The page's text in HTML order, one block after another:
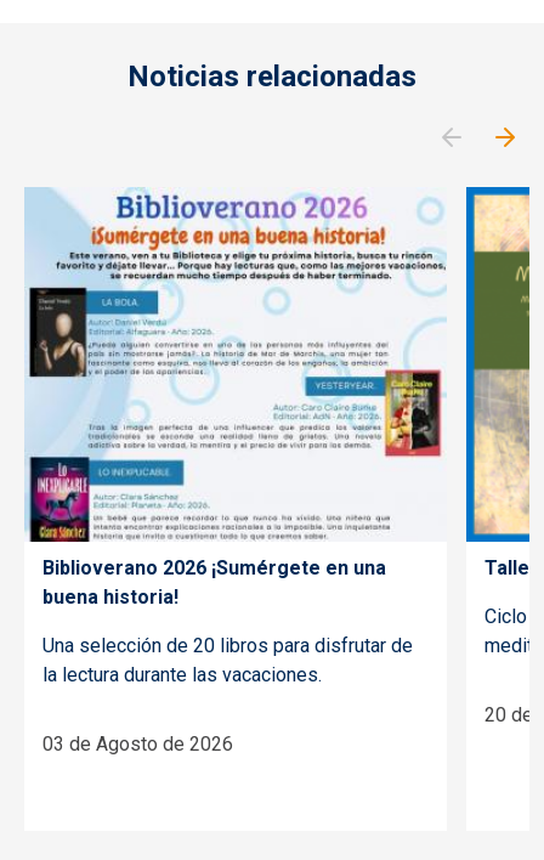
Noticias relacionadas
Biblioverano 2026 ¡Sumérgete en una
buena historia!
Una selección de 20 libros para disfrutar de
la lectura durante las vacaciones.
03 de Agosto de 2026
Taller
Ciclo
20 de